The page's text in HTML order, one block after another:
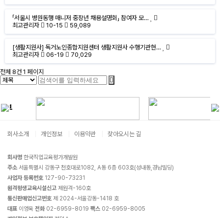
「서울시 병원동행 매니저 중장년 채용설명회」 참여자 모…
최고관리자
10-15 59,089
[생활지원사] 독거노인종합지원센터 생활지원사 수행기관현…
최고관리자
06-19 70,029
전체 8건 1 페이지
회사소개 개인정보 이용약관 찾아오시는 길
회사명 한국직업교육평가개발원
주소 서울특별시 강동구 천호대로1082, A동 6층 603호(성내동,경남빌딩)
사업자 등록번호 127-90-73231
원격평생교육시설신고 제원격-160호
통신판매업신고번호 제 2024-서울강동-1418 호
대표 이영욱 전화02-6959-8019 팩스 02-6959-8005